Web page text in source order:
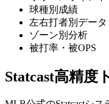
球種別成績
左右打者別データ
ゾーン別分析
被打率・被OPS
Statcast高精度